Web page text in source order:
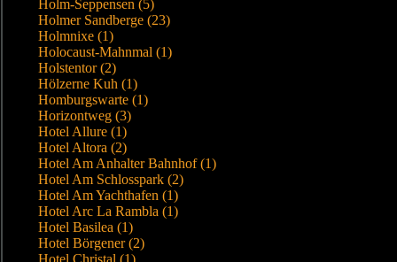
Holm-Seppensen (5)
Holmer Sandberge (23)
Holmnixe (1)
Holocaust-Mahnmal (1)
Holstentor (2)
Hölzerne Kuh (1)
Homburgswarte (1)
Horizontweg (3)
Hotel Allure (1)
Hotel Altora (2)
Hotel Am Anhalter Bahnhof (1)
Hotel Am Schlosspark (2)
Hotel Am Yachthafen (1)
Hotel Arc La Rambla (1)
Hotel Basilea (1)
Hotel Börgener (2)
Hotel Christal (1)